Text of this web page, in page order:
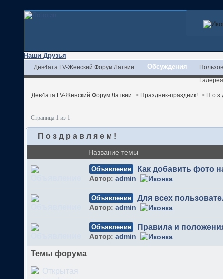
Наши Друзья
Дев4ата.LV-Женский Форум Латвии Обсуждения
Галерея
Дев4ата.LV-Женский Форум Латвии > Праздник-праздник! > П о з
Страница 1 из 1
П о з д р а в л я е м !
Название темы
Объявление Как добавить фото
Автор: admin
Объявление Для всех
Автор: admin
Объявление Правила и
Автор: admin
Темы форума